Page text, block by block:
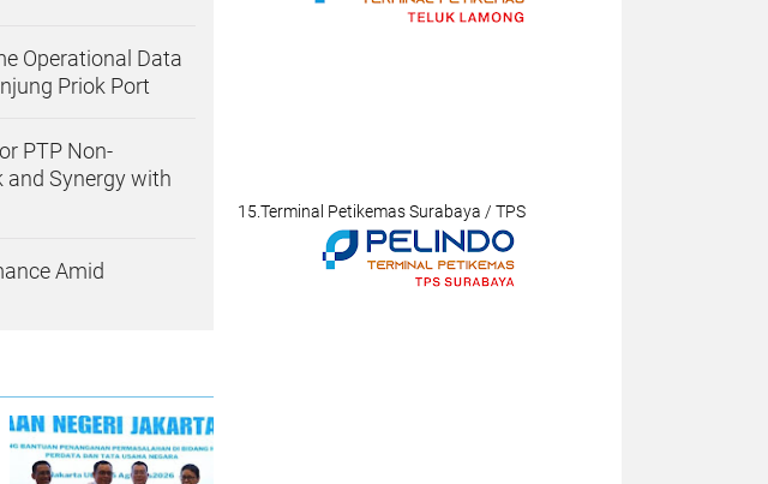
Operational Data
Priok Port
PTP Non-
and Synergy with
Amid
15.Terminal Petikemas Surabaya / TPS